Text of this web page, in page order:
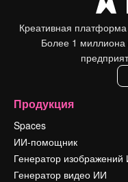
Креативная
Более 1 миллиона
Продукция
Spaces
ИИ-помощник
Генератор изображений
Генератор видео ИИ